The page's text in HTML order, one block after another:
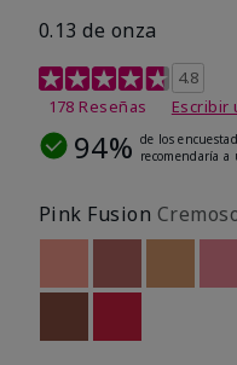
0.13 de onza
Calificación de
4.8
178 Reseñas
Escribir
94% de los
recomendaría a
Pink Fusion
Out of